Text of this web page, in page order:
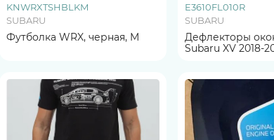
KNWRXTSHBLKM
SUBARU
Футболка WRX, черная, M
E3610FL010R
SUBARU
Дефлекторы
Subaru XV 2018-